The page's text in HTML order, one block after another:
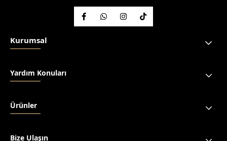
Kurumsal
Yardım Konuları
Ürünler
Bize Ulaşın